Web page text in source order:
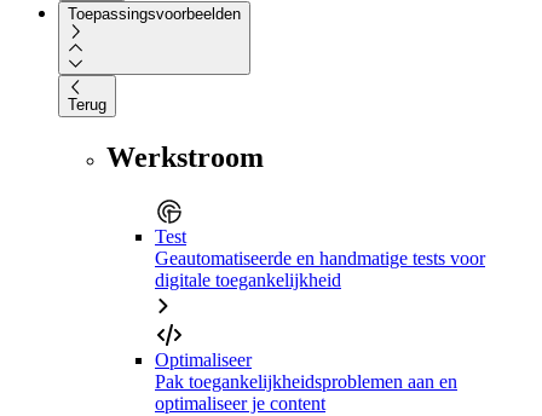
Toepassingsvoorbeelden
Terug
Werkstroom
Test
Geautomatiseerde en handmatige tests voor
digitale toegankelijkheid
Optimaliseer
Pak toegankelijkheidsproblemen aan en
optimaliseer je content